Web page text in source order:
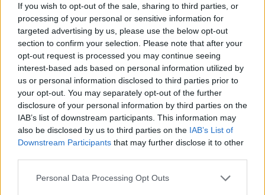
If you wish to opt-out of the sale, sharing to third parties, or
processing of your personal or sensitive information for
targeted advertising by us, please use the below opt-out
section to confirm your selection. Please note that after your
opt-out request is processed you may continue seeing
interest-based ads based on personal information utilized by
us or personal information disclosed to third parties prior to
your opt-out. You may separately opt-out of the further
disclosure of your personal information by third parties on the
IAB’s list of downstream participants. This information may
also be disclosed by us to third parties on the IAB’s List of
Downstream Participants that may further disclose it to other
Personal Data Processing Opt Outs
ist doch ein Spiel und kein Vorstellungsgespräch.
A: Eben darum! Wir sehen das Spiel als ein Hobby an, als
Entspannung, als eine Aktivität, die Spaß machen soll.
Deshalb schauen wir lieber etwas genauer hin,wersich da
bei uns bewirbt undmit wem wir in Zukunft einen Teil
unserer virtuellen Freizeit verbringen werden.
Wie ich ananderer Stelleformulierte: "Auf jeden Topf passt
ein Deckel", und dieser Spruch lässt sich auch auf das
Gildenleben anwenden. Es gibt Bewerber, die einfach
irgendwo bei irgendeiner x-beliebigen Gilde unterkommen
würde durchaus zusammen passen. So eine Gilde sind wir